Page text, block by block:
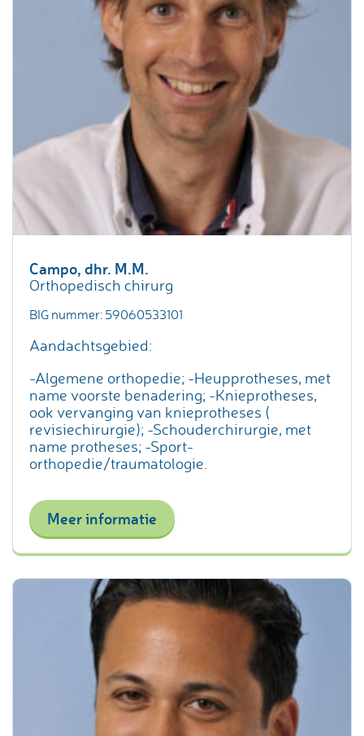
Campo, dhr. M.M.
Orthopedisch chirurg
BIG nummer: 59060533101
Aandachtsgebied:
-Algemene orthopedie; -Heupprotheses, met
name voorste benadering; -Knieprotheses,
ook vervanging van knieprotheses (
revisiechirurgie); -Schouderchirurgie, met
name protheses; -Sport-
orthopedie/traumatologie.
Meer informatie